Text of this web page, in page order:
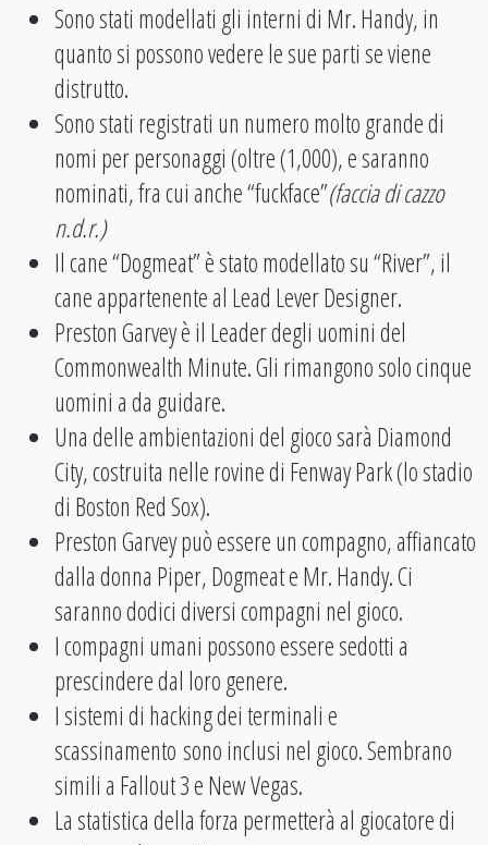
Sono stati modellati gli interni di Mr. Handy, in
quanto si possono vedere le sue parti se viene
distrutto.
Sono stati registrati un numero molto grande di
nomi per personaggi (oltre (1,000), e saranno
nominati, fra cui anche “fuckface”(faccia di cazzo
n.d.r.)
Il cane “Dogmeat” è stato modellato su “River”, il
cane appartenente al Lead Lever Designer.
Preston Garvey è il Leader degli uomini del
Commonwealth Minute. Gli rimangono solo cinque
uomini a da guidare.
Una delle ambientazioni del gioco sarà Diamond
City, costruita nelle rovine di Fenway Park (lo stadio
di Boston Red Sox).
Preston Garvey può essere un compagno, affiancato
dalla donna Piper, Dogmeat e Mr. Handy. Ci
saranno dodici diversi compagni nel gioco.
I compagni umani possono essere sedotti a
prescindere dal loro genere.
I sistemi di hacking dei terminali e
scassinamento sono inclusi nel gioco. Sembrano
simili a Fallout 3 e New Vegas.
La statistica della forza permetterà al giocatore di